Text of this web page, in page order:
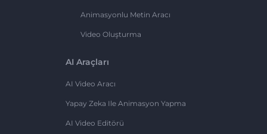
Animasyonlu Metin Aracı
Video Oluşturma
AI Araçları
AI Video Aracı
Yapay Zeka Ile Animasyon Yapma
AI Video Editörü